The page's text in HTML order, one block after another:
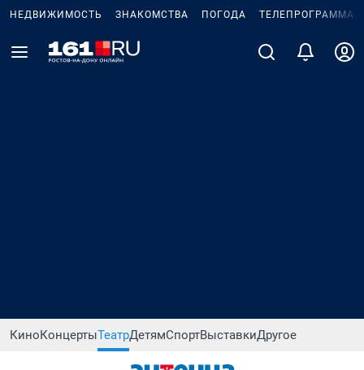
НЕДВИЖИМОСТЬ ЗНАКОМСТВА ПОГОДА ТЕЛЕПРОГРАММА
КиноКонцертыТеатрДетямСпортВыставкиДругое